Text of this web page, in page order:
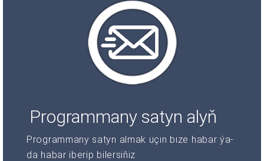
Programmany satyn alyň
Programmany satyn almak üçin bize habar ýa-
da habar iberip bilersiňiz